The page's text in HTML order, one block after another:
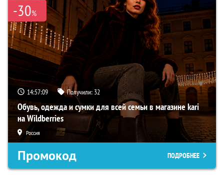
-30%
14:57:08 Получили: 32
Обувь, одежда и сумки для всей семьи в магазине kari
на Wildberries
Россия
Промокод ПОДРОБНЕЕ